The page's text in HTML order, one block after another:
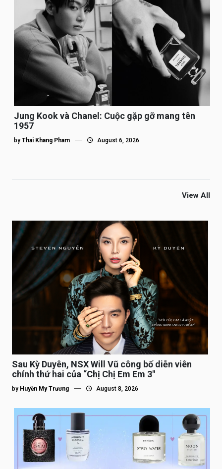
Jung Kook và Chanel: Cuộc gặp gỡ mang tên
1957
by Thai Khang Pham August 6, 2026
View All
Sau Kỳ Duyên, NSX Will Vũ công bố diễn viên
chính thứ hai của “Chị Chị Em Em 3″
by Huyền My Trương August 8, 2026